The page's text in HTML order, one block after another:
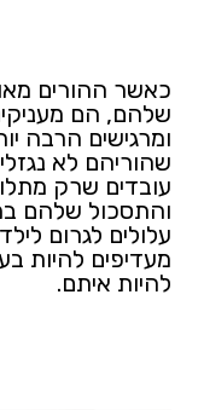
כאשר ההורים
שלהם, הם
ומרגישים הרבה
שהוריהם לא
עובדים שרק
והתסכול שלהם
עלולים לגרום
מעדיפים להיות
להיות איתם.